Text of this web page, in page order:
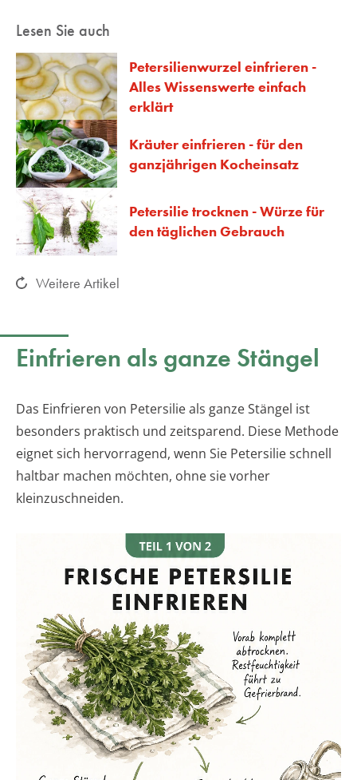
Lesen Sie auch
Petersilienwurzel einfrieren -
Alles Wissenswerte einfach
erklärt
Kräuter einfrieren - für den
ganzjährigen Kocheinsatz
Petersilie trocknen - Würze für
den täglichen Gebrauch
Weitere Artikel
Einfrieren als ganze Stängel
Das Einfrieren von Petersilie als ganze Stängel ist
besonders praktisch und zeitsparend. Diese Methode
eignet sich hervorragend, wenn Sie Petersilie schnell
haltbar machen möchten, ohne sie vorher
kleinzuschneiden.